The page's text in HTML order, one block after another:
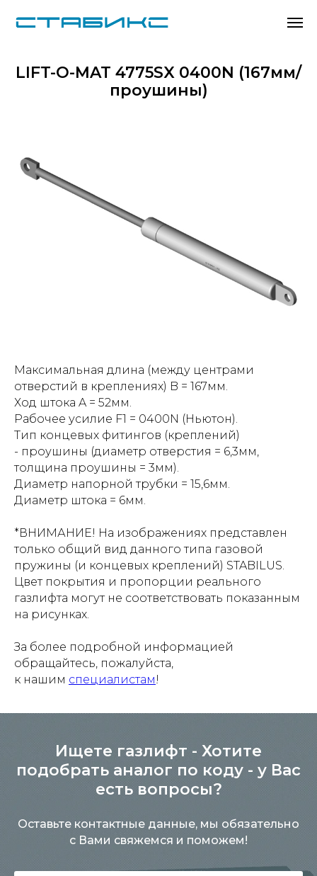
LIFT-O-MAT 4775SX 0400N (167мм/
проушины)
Максимальная длина (между центрами
отверстий в креплениях) B = 167мм.
Ход штока A = 52мм.
Рабочее усилие F1 = 0400N (Ньютон).
Тип концевых фитингов (креплений)
- проушины (диаметр отверстия = 6,3мм,
толщина проушины = 3мм).
Диаметр напорной трубки = 15,6мм.
Диаметр штока = 6мм.
*ВНИМАНИЕ! На изображениях представлен
только общий вид данного типа газовой
пружины (и концевых креплений) STABILUS.
Цвет покрытия и пропорции реального
газлифта могут не соответствовать показанным
на рисунках.
За более подробной информацией
обращайтесь, пожалуйста,
к нашим специалистам!
Ищете газлифт - Хотите
подобрать аналог по коду - у Вас
есть вопросы?
Оставьте контактные данные, мы обязательно
с Вами свяжемся и поможем!